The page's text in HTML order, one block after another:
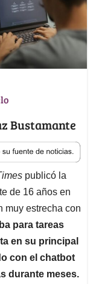
Bustamante
publicó la
de 16 años en
muy estrecha con
para tareas
en su principal
con el chatbot
durante meses.